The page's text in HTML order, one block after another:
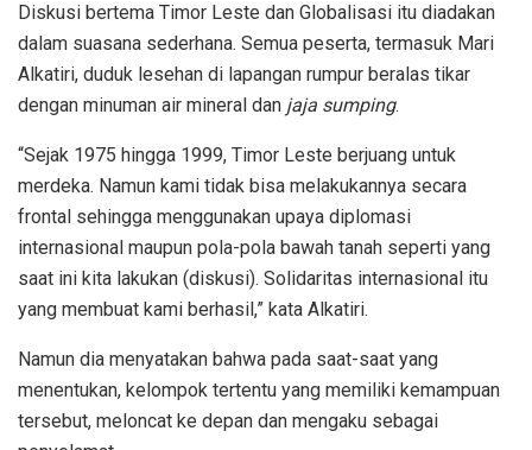
Diskusi bertema Timor Leste dan Globalisasi itu diadakan
dalam suasana sederhana. Semua peserta, termasuk Mari
Alkatiri, duduk lesehan di lapangan rumpur beralas tikar
dengan minuman air mineral dan jaja sumping.
“Sejak 1975 hingga 1999, Timor Leste berjuang untuk
merdeka. Namun kami tidak bisa melakukannya secara
frontal sehingga menggunakan upaya diplomasi
internasional maupun pola-pola bawah tanah seperti yang
saat ini kita lakukan (diskusi). Solidaritas internasional itu
yang membuat kami berhasil,” kata Alkatiri.
Namun dia menyatakan bahwa pada saat-saat yang
menentukan, kelompok tertentu yang memiliki kemampuan
tersebut, meloncat ke depan dan mengaku sebagai